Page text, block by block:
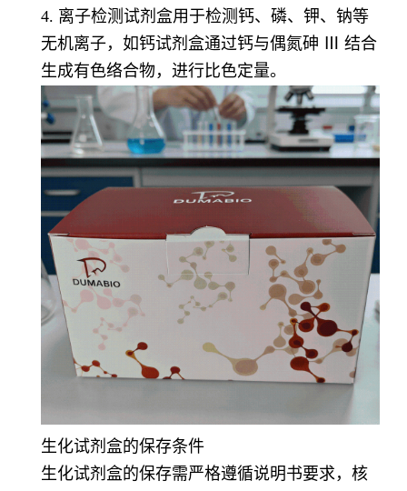
4. 离子检测试剂盒用于检测钙、磷、钾、钠等
无机离子，如钙试剂盒通过钙与偶氮砷 Ⅲ 结合
生成有色络合物，进行比色定量。
生化试剂盒的保存条件
生化试剂盒的保存需严格遵循说明书要求，核